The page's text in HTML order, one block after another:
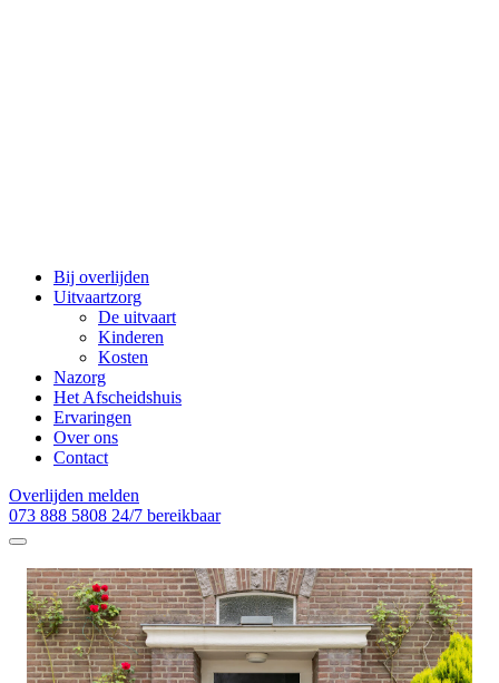
Bij overlijden
Uitvaartzorg
De uitvaart
Kinderen
Kosten
Nazorg
Het Afscheidshuis
Ervaringen
Over ons
Contact
Overlijden melden
073 888 5808 24/7 bereikbaar